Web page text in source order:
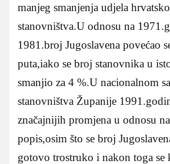
manjeg smanjenja udjela
stanovništva.U odnosu na
1981.broj Jugoslavena povećao
puta,iako se broj stanovnika u
smanjio za 4 %.U nacionalnom
stanovništva Županije
značajnijih promjena u odnosu
popis,osim što se broj
gotovo trostruko i nakon toga se